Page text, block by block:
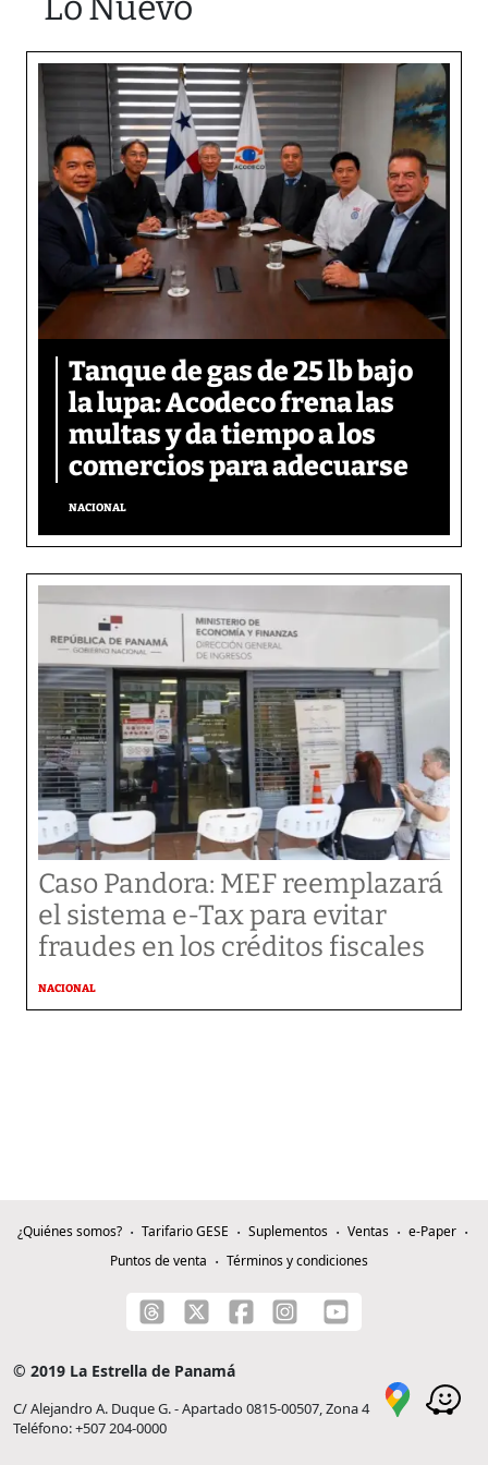
Tanque de gas de 25 lb bajo
la lupa: Acodeco frena las
multas y da tiempo a los
comercios para adecuarse
NACIONAL
Caso Pandora: MEF reemplazará
el sistema e-Tax para evitar
fraudes en los créditos fiscales
NACIONAL
¿Quiénes somos? Tarifario GESE Suplementos Ventas
e-Paper
Puntos de venta
Términos y condiciones
© 2019 La Estrella de Panamá
C/ Alejandro A. Duque G. - Apartado 0815-00507, Zona 4
Teléfono: +507 204-0000